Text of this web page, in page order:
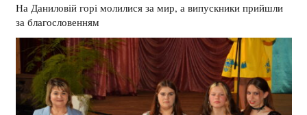
На Даниловій горі молилися за мир, а випускники прийшли
за благословенням